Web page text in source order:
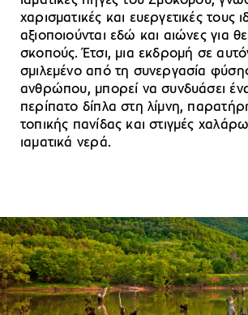
χαρισματικές και ευεργετικές τους
αξιοποιούνται εδώ και αιώνες για
σκοπούς. Έτσι, μια εκδρομή σε
σμιλεμένο από τη συνεργασία
ανθρώπου, μπορεί να συνδυάσει
περίπατο δίπλα στη λίμνη,
τοπικής πανίδας και στιγμές
ιαματικά νερά.